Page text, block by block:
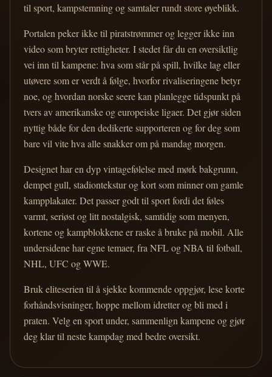
til sport, kampstemning og samtaler rundt store øyeblikk.
Portalen peker ikke til piratstrømmer og legger ikke inn
video som bryter rettigheter. I stedet får du en oversiktlig
vei inn til kampene: hva som står på spill, hvilke lag eller
utøvere som er verdt å følge, hvorfor rivaliseringene betyr
noe, og hvordan norske seere kan planlegge tidspunkt på
tvers av amerikanske og europeiske ligaer. Det gjør siden
nyttig både for den dedikerte supporteren og for deg som
bare vil vite hva alle snakker om på mandag morgen.
Designet har en dyp vintagefølelse med mørk bakgrunn,
dempet gull, stadiontekstur og kort som minner om gamle
kampplakater. Det passer godt til sport fordi det føles
varmt, seriøst og litt nostalgisk, samtidig som menyen,
kortene og kampblokkene er raske å bruke på mobil. Alle
undersidene har egne temaer, fra NFL og NBA til fotball,
NHL, UFC og WWE.
Bruk eliteserien til å sjekke kommende oppgjør, lese korte
forhåndsvisninger, hoppe mellom idretter og bli med i
praten. Velg en sport under, sammenlign kampene og gjør
deg klar til neste kampdag med bedre oversikt.